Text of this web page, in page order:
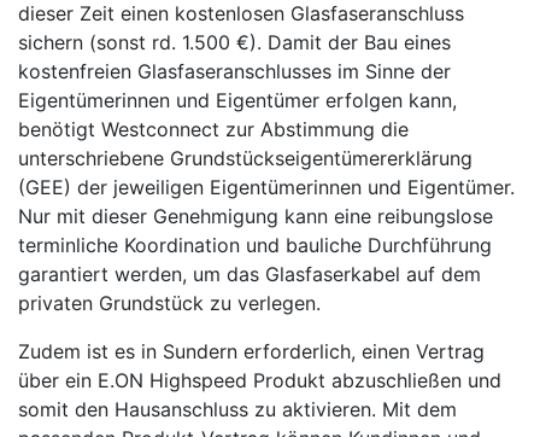
dieser Zeit einen kostenlosen Glasfaseranschluss
sichern (sonst rd. 1.500 €). Damit der Bau eines
kostenfreien Glasfaseranschlusses im Sinne der
Eigentümerinnen und Eigentümer erfolgen kann,
benötigt Westconnect zur Abstimmung die
unterschriebene Grundstückseigentümererklärung
(GEE) der jeweiligen Eigentümerinnen und Eigentümer.
Nur mit dieser Genehmigung kann eine reibungslose
terminliche Koordination und bauliche Durchführung
garantiert werden, um das Glasfaserkabel auf dem
privaten Grundstück zu verlegen.
Zudem ist es in Sundern erforderlich, einen Vertrag
über ein E.ON Highspeed Produkt abzuschließen und
somit den Hausanschluss zu aktivieren. Mit dem